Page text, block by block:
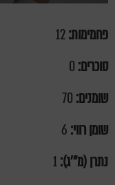
פחמימות:12
סוכרים: 0
שומנים: 70
שומן רווי:
נתרן (מ"'ג):1